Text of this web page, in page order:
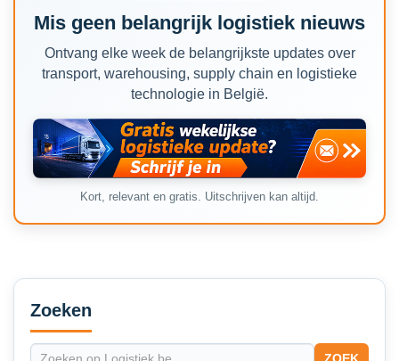
Mis geen belangrijk logistiek nieuws
Ontvang elke week de belangrijkste updates over
transport, warehousing, supply chain en logistieke
technologie in België.
Kort, relevant en gratis. Uitschrijven kan altijd.
Secondary
Sidebar
Zoeken